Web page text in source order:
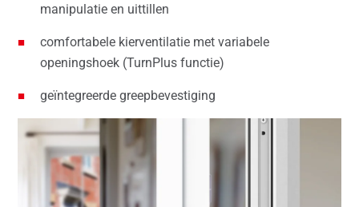
manipulatie en uittillen
comfortabele kierventilatie met variabele
openingshoek (TurnPlus functie)
geïntegreerde greepbevestiging